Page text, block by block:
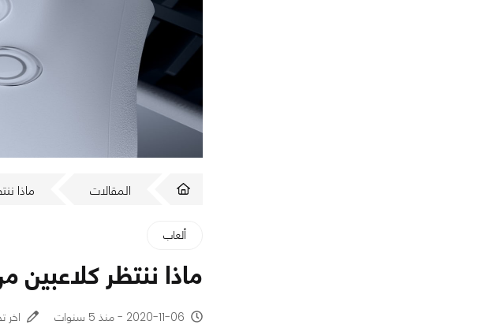
المقالات ماذا
ألعاب
ماذا ننتظر كلاعبين
2020-11-06 - منذ 5 سنوات اخر